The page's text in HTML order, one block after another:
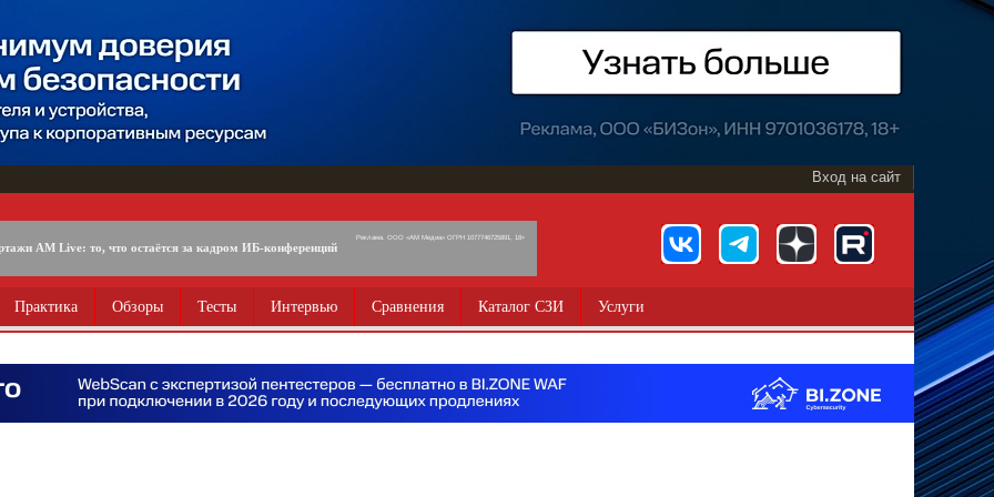
Вход на сайт
AM Live: то, что остаётся за кадром ИБ-конференций
Реклама. ООО «АМ Медиа» ОГРН 1077746725891, 18+
Практика Обзоры Тесты Интервью Сравнения Каталог СЗИ Услуги